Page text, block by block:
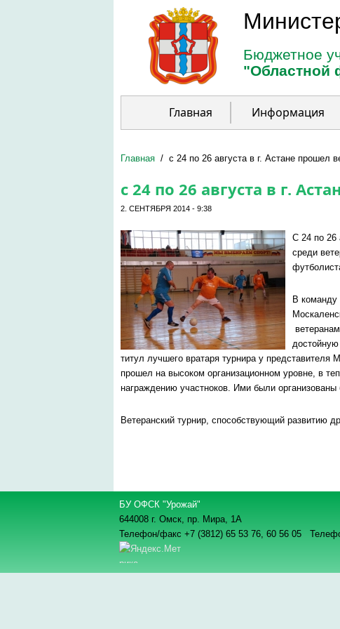
Бюджетное
"Областной
Главная
Информация
Главная / с 24 по 26 августа в г. Астане прошел
с 24 по 26 августа в г.
2. СЕНТЯБРЯ 2014 - 9:38
С 24 по 26
среди
В команду
титул лучшего вратаря турнира у
прошел на высоком организационном уровне, в
награждению участноков. Ими были организованы
Ветеранский турнир, способствующий развитию
БУ ОФСК "Урожай"
644008 г. Омск, пр. Мира, 1А
Телефон/факс +7 (3812) 65 53 76, 60 56 05